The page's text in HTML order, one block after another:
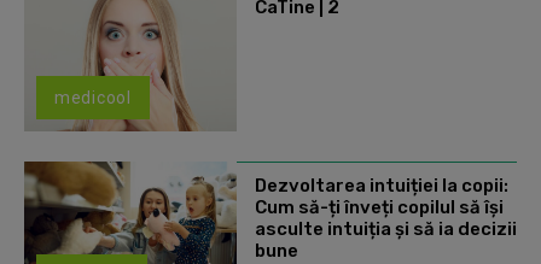
medicool
CaTine | 2
Dezvoltarea intuiției la copii:
Cum să-ți înveți copilul să își
asculte intuiția și să ia decizii
bune